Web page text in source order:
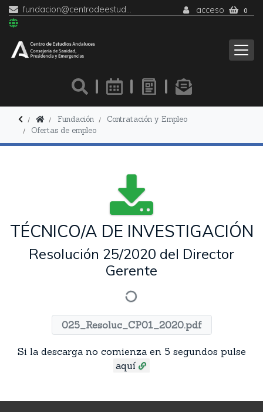
fundacion@centrodeestudiosandaluces.es acceso 0
Fundación
Contratación y Empleo
Ofertas de empleo
TÉCNICO/A DE INVESTIGACIÓN
Resolución 25/2020 del Director
Gerente
025_Resoluc_CP01_2020.pdf
Si la descarga no comienza en 5 segundos pulse
aquí